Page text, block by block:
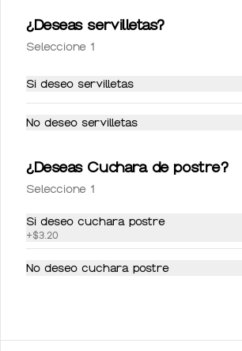
Ubicación
Política de privacidad
Mi cuenta
Pedir
¿Deseas servilletas?
Seleccione 1
Si deseo servilletas
No deseo servilletas
¿Deseas Cuchara de postre?
Seleccione 1
Si deseo cuchara postre
+$3.20
No deseo cuchara postre